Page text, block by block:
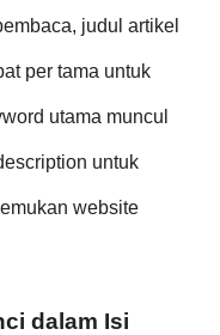
judul artikel
per tama untuk
utama muncul
untuk
website
dalam Isi